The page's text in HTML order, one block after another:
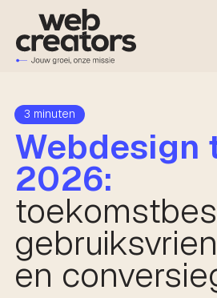
3 minuten
Webdesign
2026:
en